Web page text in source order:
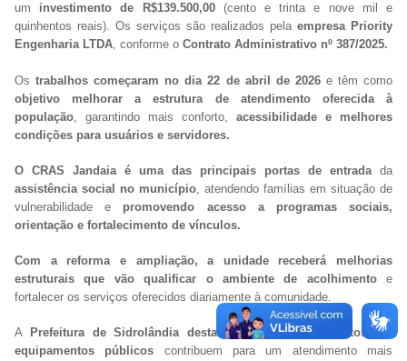
um investimento de R$139.500,00(cento e trinta e nove mil e
quinhentos reais). Os serviços são realizados pela empresa Priority
Engenharia LTDA, conforme o Contrato Administrativo nº 387/2025.
Ostrabalhos começaram no dia 22 de abril de 2026 e têm como
objetivo melhorar a estrutura de atendimento oferecida à
população , garantindo mais conforto,
acessibilidade e melhores
condições para usuários e servidores.
O CRAS Jandaia é uma das principais portas de entrada da
assistência social no município , atendendo famílias em situação de
vulnerabilidade e promovendo acesso a programas sociais,
orientação e fortalecimento de vínculos.
Com a reforma e ampliação, a unidade receberá melhorias
estruturais que vão qualificar o ambiente de acolhimento e
fortalecer os serviços oferecidos diariamente à comunidade.
A
Prefeitura de Sidrolândia destaca que os investimentos em
equipamentos públicos contribuem para um atendimento mais